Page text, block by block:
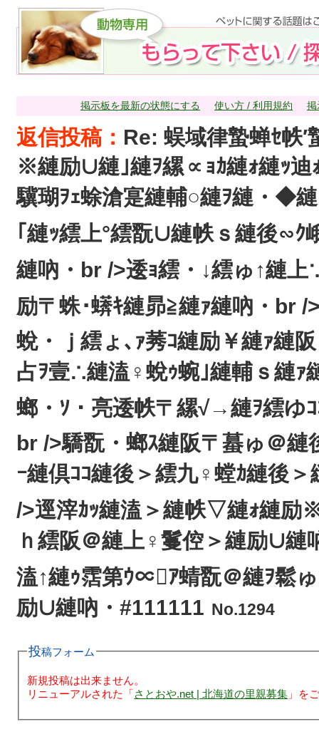
掲示板を最新の状態にする 使い方 / 利用規約 掲
返信投稿： Re: 蜈域律蟄蝉ｾ帙
※縺励∪縺｣縺ｦ縲∝ｮｶ縺ｫ縺ｯ迪
驥瑚ｦｪ蜍滄寔縺輔○縺ｦ縺・◆
｢縺ｯ繧上°繧翫∪縺帙ｓ縺後∽ｸ
縺吶・br />逶ｮ繧・↓繧ゅ↑縺上
励〒蛛･蠎ｷ縺昴≧縺ｧ縺吶・br
蛻・ｊ繧ょ､ｧ莠ｺ縺励￥縺ｧ縺
占ｦ壹∴縺溘♀蛻ｩ蜿｣縺輔ｓ縺ｧ
螂・ｿ・亮逶帙〒縲√→縺ｦ繧ゆ
br />驕翫・螂ｽ縺阪〒蟇ゅ＠縺
ｰ縺倶ｺｺ縺後＞繧九♀螳ｶ縺後
/>逕滓ｶｯ縺溘＞縺帙▽縺ｫ縺
ｈ繧阪＠縺上♀鬘倥＞縺励∪
溘↑縺ｩ霑第ｳ∝ｱ蜻翫＠縺ｦ鬆
励∪縺吶・#111111 No.1294
投稿フォーム
新規投稿は出来ません。
リニューアルされた「さとおや.net | 北海道の里親募集 」を